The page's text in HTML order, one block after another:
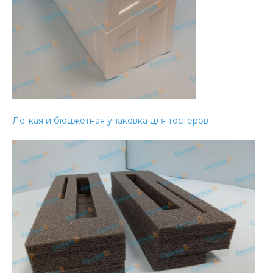
Легкая и бюджетная упаковка для тостеров